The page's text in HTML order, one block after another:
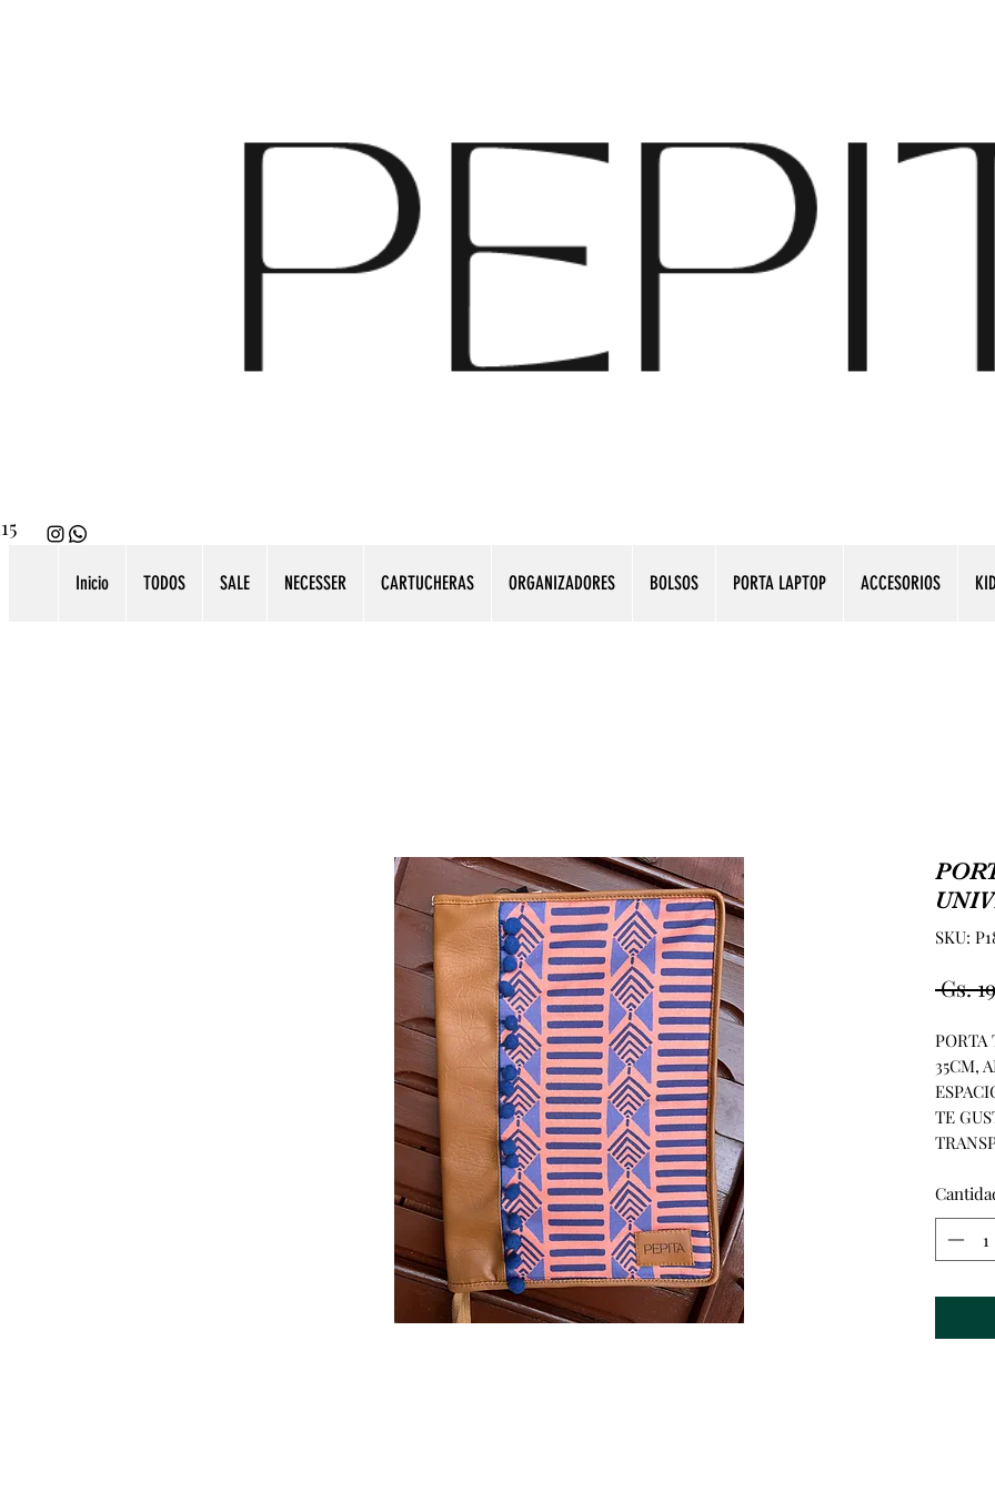
Inicio TODOS SALE NECESSER CARTUCHERAS ORGANIZADORES BOLSOS PORTA LAPTOP ACCESORIOS
SKU:
Gs.
PORTA
35CM,
TE